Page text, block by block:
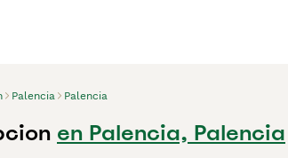
Palencia Palencia
en Palencia, Palencia